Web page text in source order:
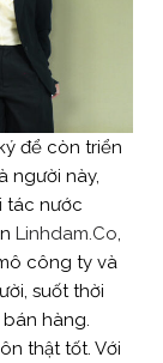
để còn triển
người này,
tác nước
Linhdam.Co
công ty và
suốt thời
hàng.
thật tốt. Với